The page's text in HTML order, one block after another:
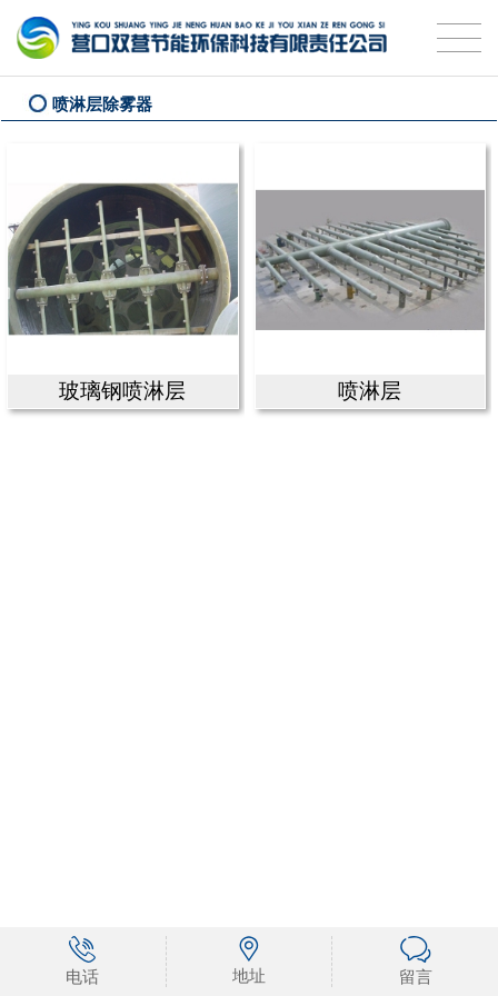
喷淋层除雾器
玻璃钢喷淋层 喷淋层
电话 地址 留言